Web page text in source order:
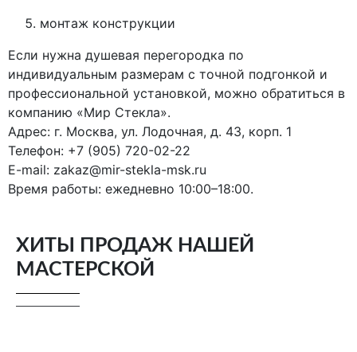
монтаж конструкции
Если нужна душевая перегородка по
индивидуальным размерам с точной подгонкой и
профессиональной установкой, можно обратиться в
компанию «Мир Стекла».
Адрес: г. Москва, ул. Лодочная, д. 43, корп. 1
Телефон: +7 (905) 720-02-22
E-mail: zakaz@mir-stekla-msk.ru
Время работы: ежедневно 10:00–18:00.
ХИТЫ ПРОДАЖ НАШЕЙ
МАСТЕРСКОЙ